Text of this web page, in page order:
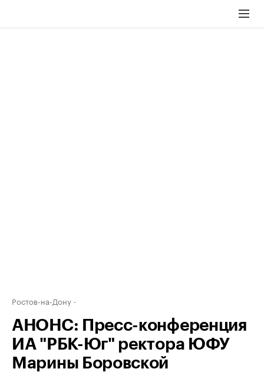
Ростов-на-Дону
АНОНС: Пресс-конференция
ИА "РБК-Юг" ректора ЮФУ
Марины Боровской